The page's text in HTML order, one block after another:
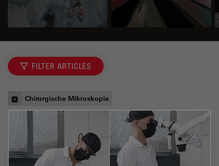
FILTER ARTICLES
Chirurgische Mikroskopie